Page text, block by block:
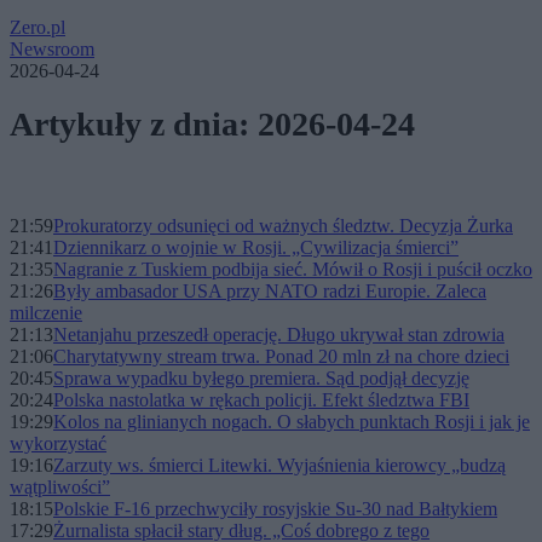
Zero.pl
Newsroom
2026-04-24
Artykuły z dnia: 2026-04-24
21:59Prokuratorzy odsunięci od ważnych śledztw. Decyzja Żurka
21:41 Dziennikarz o wojnie w Rosji. „Cywilizacja śmierci”
21:35Nagranie z Tuskiem podbija sieć. Mówił o Rosji i puścił oczko
21:26Były ambasador USA przy NATO radzi Europie. Zaleca
milczenie
21:13Netanjahu przeszedł operację. Długo ukrywał stan zdrowia
21:06Charytatywny stream trwa. Ponad 20 mln zł na chore dzieci
20:45Sprawa wypadku byłego premiera. Sąd podjął decyzję
20:24Polska nastolatka w rękach policji. Efekt śledztwa FBI
19:29Kolos na glinianych nogach. O słabych punktach Rosji i jak je
wykorzystać
19:16Zarzuty ws. śmierci Litewki. Wyjaśnienia kierowcy „budzą
wątpliwości”
18:15Polskie F-16 przechwyciły rosyjskie Su-30 nad Bałtykiem
17:29Żurnalista spłacił stary dług. „Coś dobrego z tego